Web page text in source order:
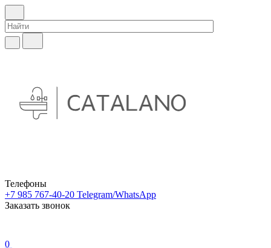
Телефоны
+7 985 767-40-20 Telegram/WhatsApp
Заказать звонок
0